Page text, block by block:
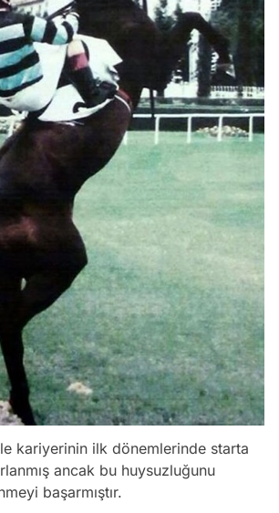
kariyerinin ilk dönemlerinde starta
ancak bu huysuzluğunu
başarmıştır.